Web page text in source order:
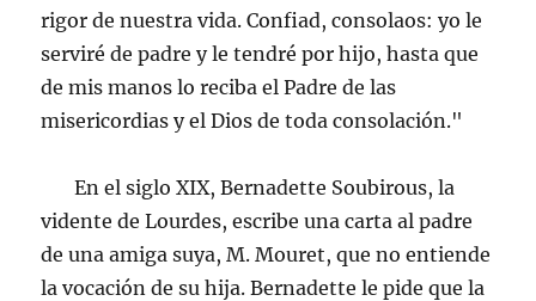
rigor de nuestra vida. Confiad, consolaos: yo le
serviré de padre y le tendré por hijo, hasta que
de mis manos lo reciba el Padre de las
misericordias y el Dios de toda consolación."
En el siglo XIX, Bernadette Soubirous, la
vidente de Lourdes, escribe una carta al padre
de una amiga suya, M. Mouret, que no entiende
la vocación de su hija. Bernadette le pide que la